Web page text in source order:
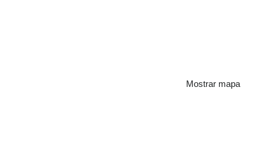
Mostrar mapa